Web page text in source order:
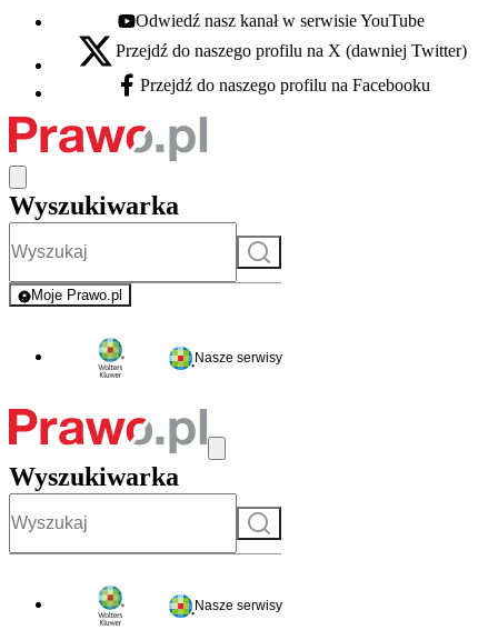
Youtube - otwiera się w nowej karcie
Odwiedź nasz kanał w serwisie YouTube
X - otwiera się w nowej karcie
Przejdź do naszego profilu na X (dawniej Twitter)
Facebook - otwiera się w nowej karcie
Przejdź do naszego profilu na Facebooku
Wyszukiwarka
Szukaj
Moje Prawo.pl
- rejestracja i logowanie do serwisu
Nasze serwisy
Wyszukiwarka
Szukaj
Nasze serwisy